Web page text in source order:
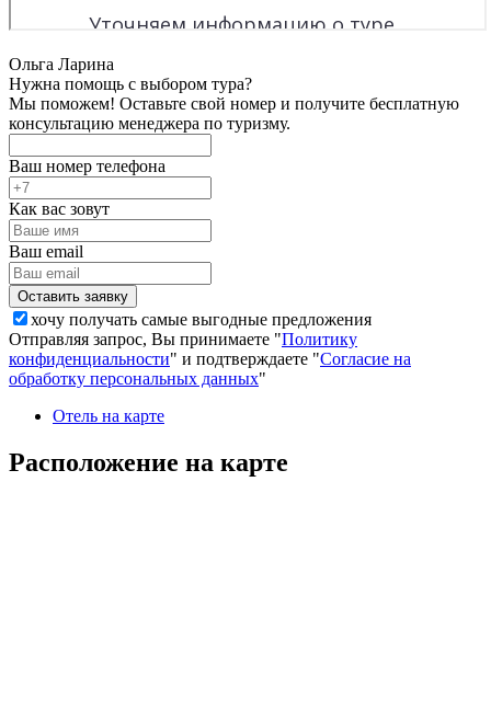
Ольга Ларина
Нужна помощь с выбором тура?
Мы поможем! Оставьте свой номер и получите бесплатную
консультацию менеджера по туризму.
Ваш номер телефона
Как вас зовут
Ваш email
хочу получать самые выгодные предложения
Отправляя запрос, Вы принимаете "Политику
конфиденциальности" и подтверждаете "Согласие на
обработку персональных данных"
Отель на карте
Расположение на карте